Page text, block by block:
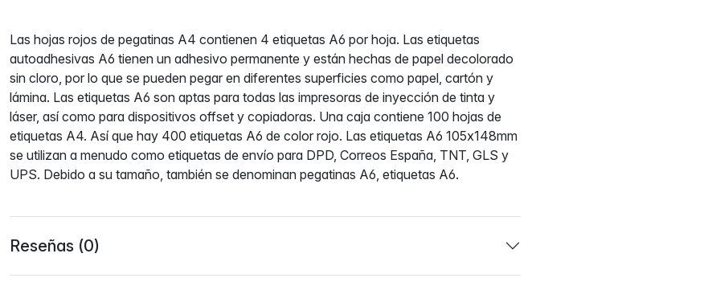
Las hojas rojos de pegatinas A4 contienen 4 etiquetas A6 por hoja. Las etiquetas
autoadhesivas A6 tienen un adhesivo permanente y están hechas de papel decolorado
sin cloro, por lo que se pueden pegar en diferentes superficies como papel, cartón y
lámina. Las etiquetas A6 son aptas para todas las impresoras de inyección de tinta y
láser, así como para dispositivos offset y copiadoras. Una caja contiene 100 hojas de
etiquetas A4. Así que hay 400 etiquetas A6 de color rojo. Las etiquetas A6 105x148mm
se utilizan a menudo como etiquetas de envío para DPD, Correos España, TNT, GLS y
UPS. Debido a su tamaño, también se denominan pegatinas A6, etiquetas A6.
Reseñas (0)